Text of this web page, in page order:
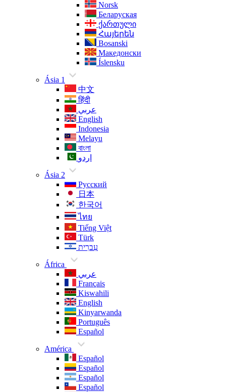
Norsk
Беларуская
ქართული
Հայերեն
Bosanski
Македонски
Íslensku
Ásia 1
中文
हिंदी
عربي
English
Indonesia
Melayu
বাংলা
اردو
Ásia 2
Русский
日本
한국어
ไทย
Tiếng Việt
Türk
עִברִית
África
عربي
Français
Kiswahili
English
Kinyarwanda
Português
Español
América
Español
Español
Español
Español